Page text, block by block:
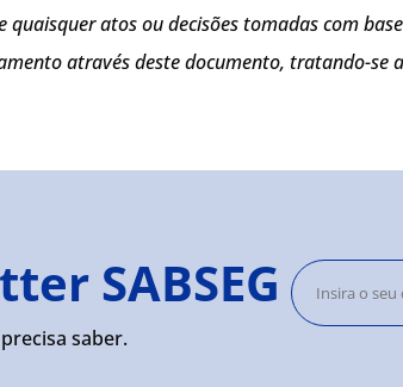
quaisquer atos ou decisões tomadas com
através deste documento, tratando-
SABSEG
saber.